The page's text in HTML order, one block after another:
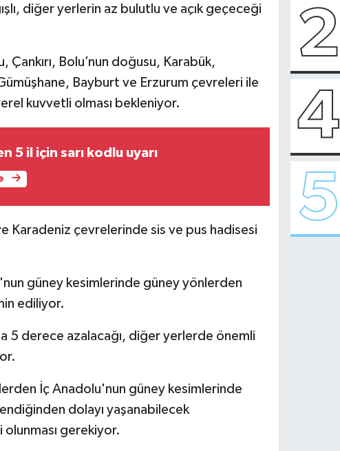
diğer yerlerin az bulutlu ve açık geçeceği
Çankırı, Bolu’nun doğusu, Karabük,
Bayburt ve Erzurum çevreleri ile
kuvvetli olması bekleniyor.
5 il için sarı kodlu uyarı
Karadeniz çevrelerinde sis ve pus hadisesi
güney kesimlerinde güney yönlerden
ediliyor.
ila 5 derece azalacağı, diğer yerlerde önemli
İç Anadolu'nun güney kesimlerinde
dolayı yaşanabilecek
gerekiyor.
2
4
5